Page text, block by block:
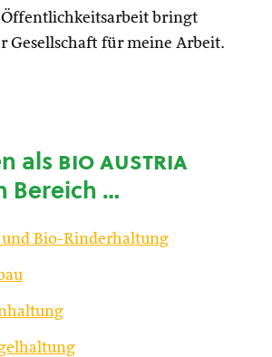
Öffentlichkeitsarbeit bringt
Gesellschaft für meine Arbeit.
alsbio austria
Bereich …
Bio-Rinderhaltung